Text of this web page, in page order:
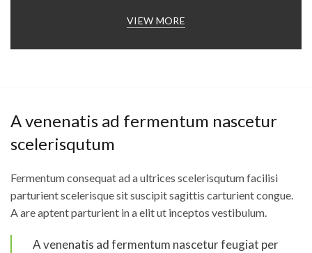
VIEW MORE
A venenatis ad fermentum nascetur
scelerisqutum
Fermentum consequat ad a ultrices scelerisqutum facilisi
parturient scelerisque sit suscipit sagittis carturient congue.
A are aptent parturient in a elit ut inceptos vestibulum.
A venenatis ad fermentum nascetur feugiat per